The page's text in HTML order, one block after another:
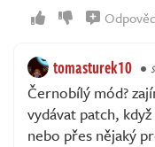
tomasturek10
Černobílý mód?
vydávat patch,
nebo přes nějaký